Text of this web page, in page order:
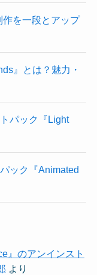
作を一段とアップ
』とは？魅力・
パック『Light
ック『Animated
』のアンインスト
より